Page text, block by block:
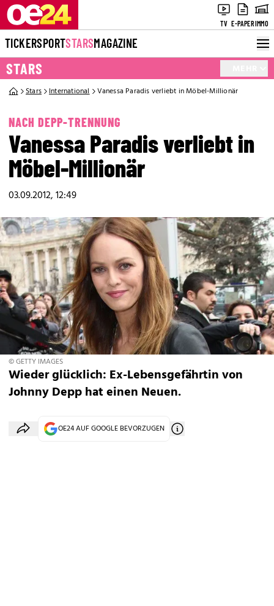
TV E-PAPERIMMO
TICKERSPORTSTARSMAGAZINE
STARS
Stars International Vanessa Paradis verliebt in Möbel-Millionär
NACH DEPP-TRENNUNG
Vanessa Paradis verliebt in
Möbel-Millionär
03.09.2012, 12:49
© GETTY IMAGES
Wieder glücklich: Ex-Lebensgefährtin von
Johnny Depp hat einen Neuen.
OE24 AUF GOOGLE BEVORZUGEN